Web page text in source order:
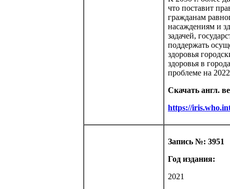
что поставит
гражданам
насаждениям и
задачей,
поддержать
здоровья
здоровья в
проблеме на
Скачать англ.
https://
Запись №: 3951
Год издания:
2021